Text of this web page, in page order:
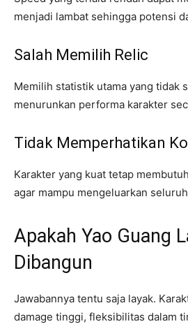
menjadi lambat sehingga potensi
Salah Memilih Relic
Memilih statistik utama yang tidak
menurunkan performa karakter
Tidak Memperhatikan
Karakter yang kuat tetap
agar mampu mengeluarkan
Apakah Yao Guang
Dibangun
Jawabannya tentu saja layak.
damage tinggi, fleksibilitas dalam